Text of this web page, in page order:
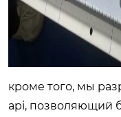
кроме того, мы
api, позволяющий